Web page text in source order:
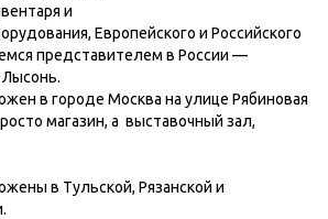
и
Европейского и Российского
представителем в России —
в городе Москва на улице Рябиновая
магазин, а выставочный зал,
в Тульской, Рязанской и